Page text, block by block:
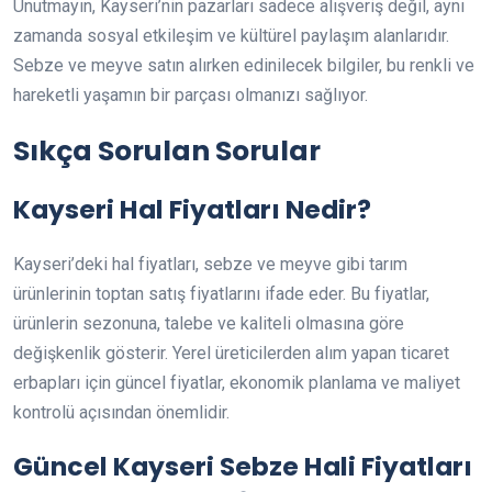
Unutmayın, Kayseri’nin pazarları sadece alışveriş değil, aynı
zamanda sosyal etkileşim ve kültürel paylaşım alanlarıdır.
Sebze ve meyve satın alırken edinilecek bilgiler, bu renkli ve
hareketli yaşamın bir parçası olmanızı sağlıyor.
Sıkça Sorulan Sorular
Kayseri Hal Fiyatları Nedir?
Kayseri’deki hal fiyatları, sebze ve meyve gibi tarım
ürünlerinin toptan satış fiyatlarını ifade eder. Bu fiyatlar,
ürünlerin sezonuna, talebe ve kaliteli olmasına göre
değişkenlik gösterir. Yerel üreticilerden alım yapan ticaret
erbapları için güncel fiyatlar, ekonomik planlama ve maliyet
kontrolü açısından önemlidir.
Güncel Kayseri Sebze Hali Fiyatları